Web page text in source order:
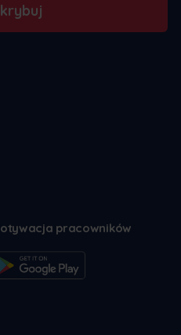
pracowników